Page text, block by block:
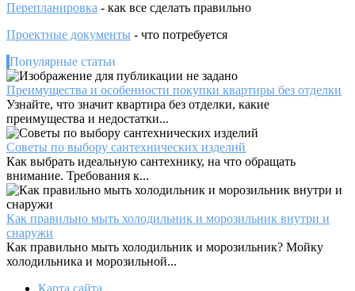
получить
по
Перепланировка - как все сделать правильно
Проектные документы - что потребуется
Популярные статьи
Преимущества и особенности покупки квартиры без отделки
Узнайте, что значит квартира без отделки, какие
преимущества и недостатки...
Советы по выбору сантехнических изделий
Как выбрать идеальную сантехнику, на что обращать
внимание. Требования к...
Как правильно мыть холодильник и морозильник внутри и
снаружи
Как правильно мыть холодильник и морозильник? Мойку
холодильника и морозильной...